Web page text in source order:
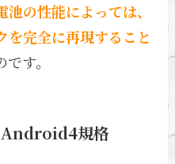
池の性能によっては、
を完全に再現すること
です。
規格